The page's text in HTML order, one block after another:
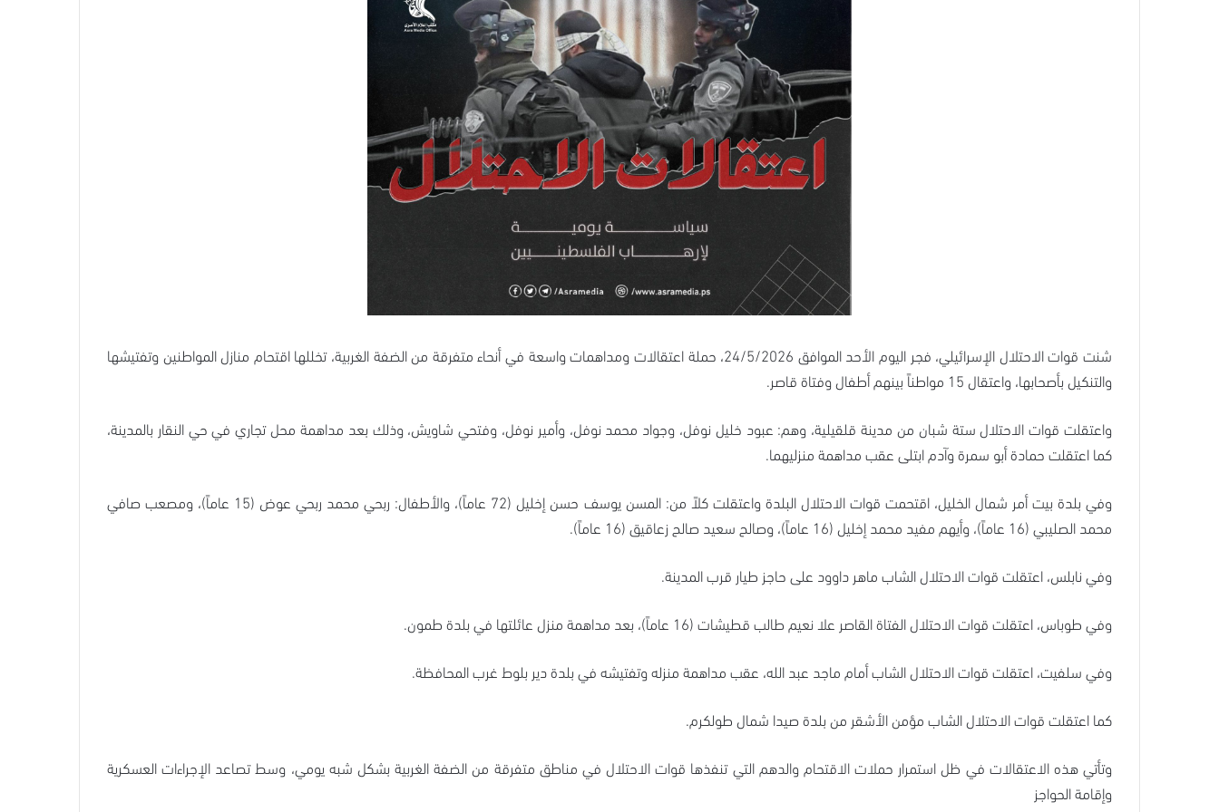
شنت قوات الاحتلال الإسرائيلي، فجر اليوم الأحد الموافق 24/5/2026، حملة اعتقالات ومداهمات واسعة في أنحاء متفرقة من الضفة الغربية، تخللها اقتحام منازل المواطنين وتفتيشها
والتنكيل بأصحابها، واعتقال 15 مواطناً بينهم أطفال وفتاة قاصر.
واعتقلت قوات الاحتلال ستة شبان من مدينة قلقيلية، وهم: عبود خليل نوفل، وجواد محمد نوفل، وأمير نوفل، وفتحي شاويش، وذلك بعد مداهمة محل تجاري في حي النقار بالمدينة،
كما اعتقلت حمادة أبو سمرة وآدم ابتلى عقب مداهمة منزليهما.
وفي بلدة بيت أمر شمال الخليل، اقتحمت قوات الاحتلال البلدة واعتقلت كلاً من: المسن يوسف حسن إخليل (72 عاماً)، والأطفال: ربحي محمد ربحي عوض (15 عاماً)، ومصعب صافي
محمد الصليبي (16 عاماً)، وأيهم مفيد محمد إخليل (16 عاماً)، وصالح سعيد صالح زعاقيق (16 عاماً).
وفي نابلس، اعتقلت قوات الاحتلال الشاب ماهر داوود على حاجز طيار قرب المدينة.
وفي طوباس، اعتقلت قوات الاحتلال الفتاة القاصر علا نعيم طالب قطيشات (16 عاماً)، بعد مداهمة منزل عائلتها في بلدة طمون.
وفي سلفيت، اعتقلت قوات الاحتلال الشاب أمام ماجد عبد الله، عقب مداهمة منزله وتفتيشه في بلدة دير بلوط غرب المحافظة.
كما اعتقلت قوات الاحتلال الشاب مؤمن الأشقر من بلدة صيدا شمال طولكرم.
وتأتي هذه الاعتقالات في ظل استمرار حملات الاقتحام والدهم التي تنفذها قوات الاحتلال في مناطق متفرقة من الضفة الغربية بشكل شبه يومي، وسط تصاعد الإجراءات العسكرية
وإقامة الحواجز